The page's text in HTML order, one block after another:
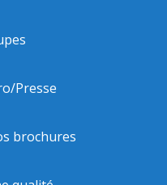
Presse
brochures